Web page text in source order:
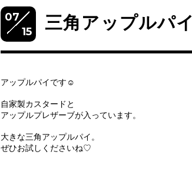
07
15
三角アップルパイ
アップルパイです☺︎
自家製カスタードと
アップルプレザーブが入っています。
大きな三角アップルパイ。
ぜひお試しくださいね♡